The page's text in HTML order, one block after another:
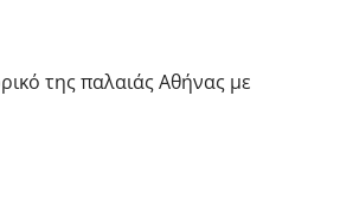
της παλαιάς Αθήνας με